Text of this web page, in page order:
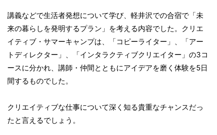
講義などで生活者発想について学び、軽井沢での合宿で「未
来の暮らしを発明するプラン」を考える内容でした。クリエ
イティブ・サマーキャンプは、「コピーライター」、「アー
トディレクター」、「インタラクティブクリエイター」の3コ
ースに分かれ、講師・仲間とともにアイデアを磨く体験を5日
間するものでした。
クリエイティブな仕事について深く知る貴重なチャンスだっ
たと言えるでしょう。